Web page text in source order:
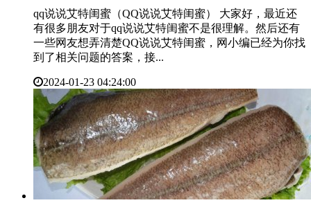
qq说说艾特闺蜜（QQ说说艾特闺蜜） 大家好，最近还
有很多朋友对于qq说说艾特闺蜜不是很理解。然后还有
一些网友想弄清楚QQ说说艾特闺蜜，网小编已经为你找
到了相关问题的答案，接...
2024-01-23 04:24:00